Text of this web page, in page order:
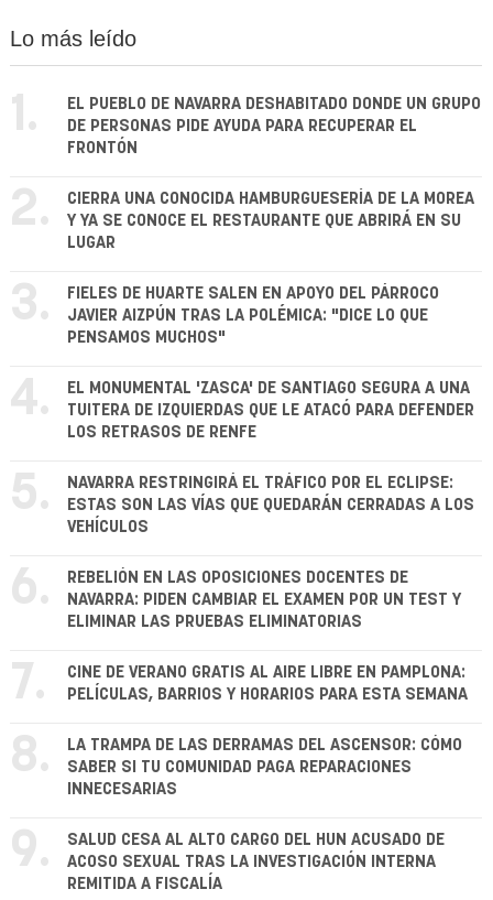
Lo más leído
1.
EL PUEBLO DE NAVARRA DESHABITADO DONDE UN GRUPO
DE PERSONAS PIDE AYUDA PARA RECUPERAR EL
FRONTÓN
2.
CIERRA UNA CONOCIDA HAMBURGUESERÍA DE LA MOREA
Y YA SE CONOCE EL RESTAURANTE QUE ABRIRÁ EN SU
LUGAR
3.
FIELES DE HUARTE SALEN EN APOYO DEL PÁRROCO
JAVIER AIZPÚN TRAS LA POLÉMICA: "DICE LO QUE
PENSAMOS MUCHOS"
4.
EL MONUMENTAL 'ZASCA' DE SANTIAGO SEGURA A UNA
TUITERA DE IZQUIERDAS QUE LE ATACÓ PARA DEFENDER
LOS RETRASOS DE RENFE
5.
NAVARRA RESTRINGIRÁ EL TRÁFICO POR EL ECLIPSE:
ESTAS SON LAS VÍAS QUE QUEDARÁN CERRADAS A LOS
VEHÍCULOS
6.
REBELIÓN EN LAS OPOSICIONES DOCENTES DE
NAVARRA: PIDEN CAMBIAR EL EXAMEN POR UN TEST Y
ELIMINAR LAS PRUEBAS ELIMINATORIAS
7.
CINE DE VERANO GRATIS AL AIRE LIBRE EN PAMPLONA:
PELÍCULAS, BARRIOS Y HORARIOS PARA ESTA SEMANA
8.
LA TRAMPA DE LAS DERRAMAS DEL ASCENSOR: CÓMO
SABER SI TU COMUNIDAD PAGA REPARACIONES
INNECESARIAS
9.
SALUD CESA AL ALTO CARGO DEL HUN ACUSADO DE
ACOSO SEXUAL TRAS LA INVESTIGACIÓN INTERNA
REMITIDA A FISCALÍA